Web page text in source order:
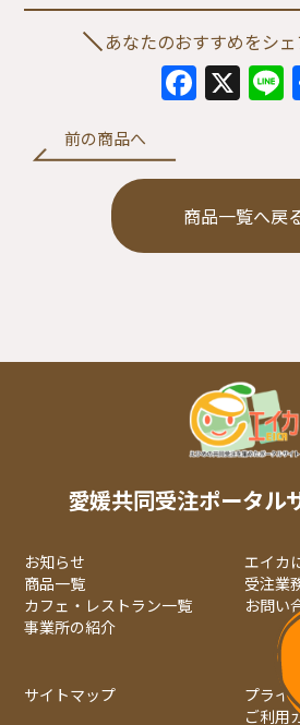
あなたのおすすめをシ
X
前の商品へ
商品一覧へ戻
愛媛共同受注ポータル
お知らせ
商品一覧
カフェ・レストラン一覧
事業所の紹介
エイカ
受注業
お問い
サイトマップ
プライ
ご利用